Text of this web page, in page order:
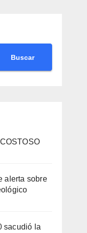
Buscar
alerta sobre
sacudió la